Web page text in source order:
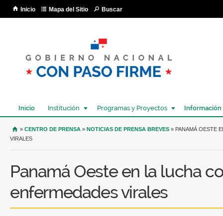
Inicio Mapa del Sitio Buscar
Inicio Institución Programas y Proyectos Información
USTED SE ENCUENTRA AQUÍ
» CENTRO DE PRENSA » NOTICIAS DE PRENSA BREVES » PANAMÁ OESTE
VIRALES
Panamá Oeste en la lucha
enfermedades virales